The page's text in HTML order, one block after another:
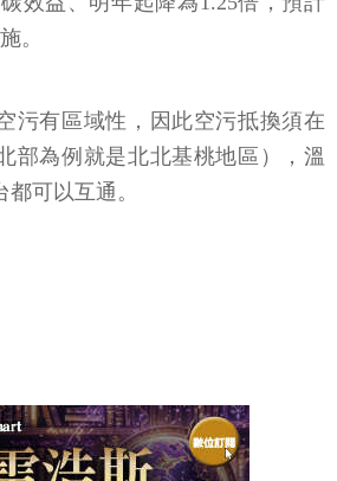
。
污有區域性，因此空污抵換須在
部為例就是北北基桃地區），溫
可以互通。